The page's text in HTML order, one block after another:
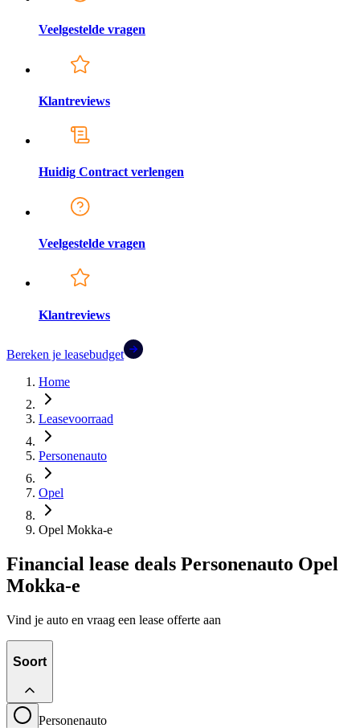
Veelgestelde vragen
Klantreviews
Huidig Contract verlengen
Veelgestelde vragen
Klantreviews
Bereken je leasebudget
Home
Leasevoorraad
Personenauto
Opel
Opel Mokka-e
Financial lease deals Personenauto Opel
Mokka-e
Vind je auto en vraag een lease offerte aan
Soort
Personenauto